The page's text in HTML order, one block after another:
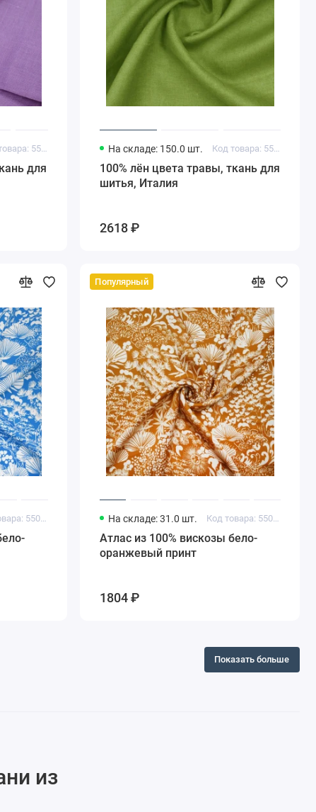
Код товара: 55012007
для
На складе: 150.0 шт. Код товара: 55012006
100% лён цвета травы, ткань для
шитья, Италия
2618 ₽
Код товара: 55045803
Популярный
На складе: 31.0 шт. Код товара: 55045801
Атлас из 100% вискозы бело-
оранжевый принт
1804 ₽
Показать больше
из